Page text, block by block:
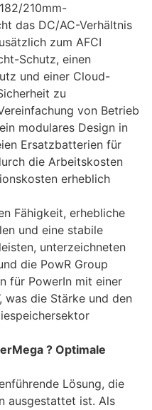
210mm-
das DC/AC-Verhältnis
zum AFCI
Schutz, einen
und einer Cloud-
zu
von Betrieb
modulares Design in
Ersatzbatterien für
die Arbeitskosten
erheblich
Fähigkeit, erhebliche
und eine stabile
unterzeichneten
die PowR Group
für PowerIn mit einer
was die Stärke und den
? Optimale
Lösung, die
ausgestattet ist. Als